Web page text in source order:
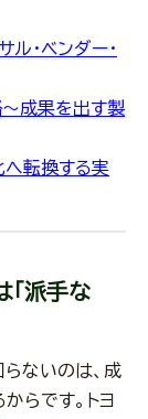
・ベンダー・
成果を出す製
転換する実
派手な
ないのは、成
らです。トヨ